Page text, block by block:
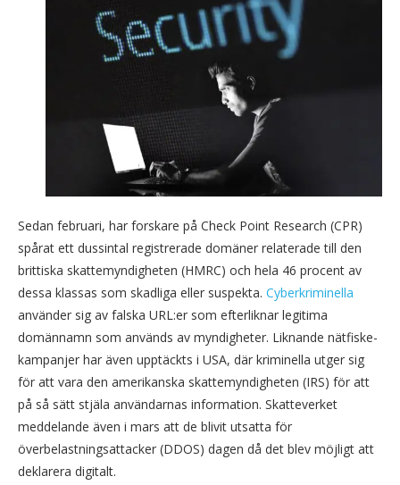
Sedan februari, har forskare på Check Point Research (CPR)
spårat ett dussintal registrerade domäner relaterade till den
brittiska skattemyndigheten (HMRC) och hela 46 procent av
dessa klassas som skadliga eller suspekta. Cyberkriminella
använder sig av falska URL:er som efterliknar legitima
domännamn som används av myndigheter. Liknande nätfiske-
kampanjer har även upptäckts i USA, där kriminella utger sig
för att vara den amerikanska skattemyndigheten (IRS) för att
på så sätt stjäla användarnas information. Skatteverket
meddelande även i mars att de blivit utsatta för
överbelastningsattacker (DDOS) dagen då det blev möjligt att
deklarera digitalt.